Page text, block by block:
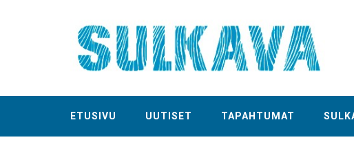
ETUSIVU UUTISET TAPAHTUMAT